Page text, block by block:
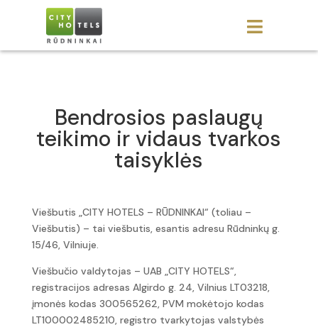

Bendrosios paslaugų
teikimo ir vidaus tvarkos
taisyklės
Viešbutis „CITY HOTELS – RŪDNINKAI“ (toliau –
Viešbutis) – tai viešbutis, esantis adresu Rūdninkų g.
15/46, Vilniuje.
Viešbučio valdytojas – UAB „CITY HOTELS“,
registracijos adresas Algirdo g. 24, Vilnius LT03218,
įmonės kodas 300565262, PVM mokėtojo kodas
LT100002485210, registro tvarkytojas valstybės